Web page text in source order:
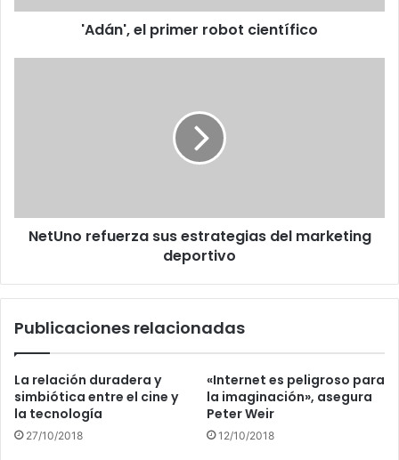
'Adán', el primer robot científico
NetUno refuerza sus estrategias del marketing
deportivo
Publicaciones relacionadas
La relación duradera y
simbiótica entre el cine y
la tecnología
27/10/2018
«Internet es peligroso para
la imaginación», asegura
Peter Weir
12/10/2018